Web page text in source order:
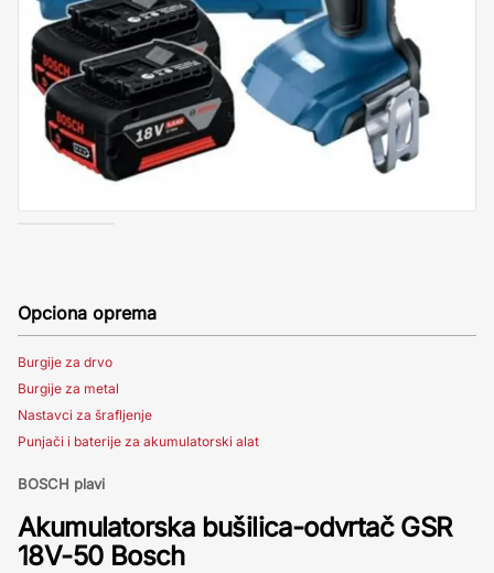
Opciona oprema
Burgije za drvo
Burgije za metal
Nastavci za šrafljenje
Punjači i baterije za akumulatorski alat
BOSCH plavi
Akumulatorska bušilica-odvrtač GSR
18V-50 Bosch